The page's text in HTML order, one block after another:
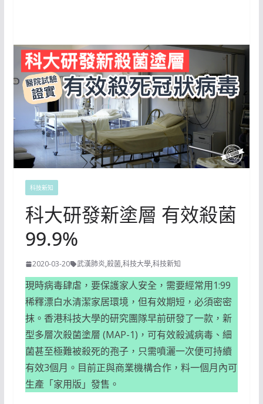
科技新知
科大研發新塗層 有效殺菌
99.9%
2020-03-20 武漢肺炎,殺菌,科技大學,科技新知
現時病毒肆虐，要保護家人安全，需要經常用1:99
稀釋漂白水清潔家居環境，但有效期短，必須密密
抹。香港科技大學的研究團隊早前研發了一款，新
型多層次殺菌塗層 (MAP-1)，可有效殺滅病毒、細
菌甚至極難被殺死的孢子，只需噴灑一次便可持續
有效3個月。目前正與商業機構合作，料一個月內可
生產「家用版」發售。